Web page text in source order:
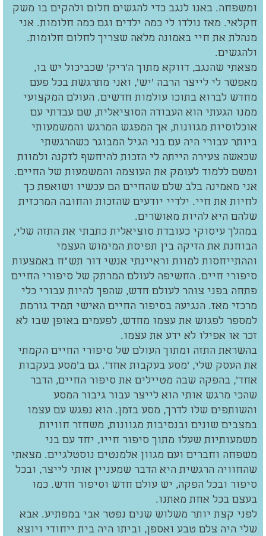
ומשפחה. באנו לנגב כדי להגשים חלום ולהקים בו משק
חקלאי. מאז נולדו לי כמה ילדים וגם כמה חלומות. אני
מנהלת את חיי באמונה מלאה שצריך לחלום חלומות.
ולהגשים.
מצאתי שהנגב, דווקא מתוך ה'ריק' שכביכול יש בו,
מאפשר לי לייצר הרבה 'יש', ואני מתרגשת בכל פעם
מחדש לברוא בתוכו עולמות חדשים. העולם המקצועי
ממנו הגעתי הוא העבודה הסוציאלית, שם עבדתי עם
אוכלוסיות מגוונות, אך המפגש המרגש והמשמעותי
ביותר עבורי היה עם בני הגיל המבוגר כשהרגשתי
שכאשה צעירה הייתה לי הזכות להיחשף לזקנה ולמוות
ומשם ללמוד לעומק את העוצמה והמשמעות של החיים.
אני מאמינה בלב שלם שהחיים הם עכשיו ושואפת כך
לחיות את חיי. ילדיי יודעים שהזכות והחובה המרכזית
שלהם היא להיות מאושרים.
במהלך עיסוקי כעובדת סוציאלית כתבתי את התזה שלי,
הבוחנת את הזיקה בין תפיסת המימוש העצמי
וההתייחסות למוות וראיינתי אנשי דור תש"ח באמצעות
סיפורי חיים. החשיפה לעולם המרתק של סיפורי החיים
פתחה בפני צוהר לעולם חדש, שהפך להיות עבורי כלי
מרכזי מאז. הנגיעה בסיפור החיים האישי תמיד גורמת
למספר לפגוש את עצמו מחדש, לפעמים באופן שבו לא
זכר או אפילו לא ידע את עצמו.
בהשראת התזה ומתוך העולם של סיפורי החיים הקמתי
את העסק שלי, 'מסע בעקבות אחד'. גם ב'מסע בעקבות
אחד', בהפקה שבה מטיילים את סיפור החיים, הדבר
שהכי מרגש אותי הוא לייצר עבור גיבור המסע
והשותפים שלו לדרך, מסע בזמן. הוא נפגש עם עצמו
במצבים שונים ובנסיבות מגוונות, משחזר חוויות
משמעותיות שעלו מתוך סיפור חייו, יחד עם בני
משפחה וחברים ועם מגוון אלמנטים נוסטלגיים. מצאתי
שהחוויה הרגשית היא הדבר שמעניין אותי לייצר, ובכל
סיפור ובכל הפקה, יש עולם חדש וסיפור חדש. כמו
בעצם בכל אחת מאתנו.
לפני קצת יותר משלוש שנים נפטר אבי במפתיע. אבא
שלי היה צלם טבע ואספן, וביתו היה בית ייחודי ויוצא